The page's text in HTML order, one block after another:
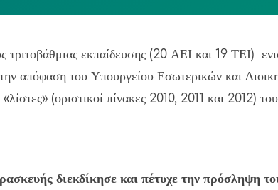
τριτοβάθμιας εκπαίδευσης (20 ΑΕΙ και 19 ΤΕΙ)
απόφαση του Υπουργείου Εσωτερικών και
«λίστες» (οριστικοί πίνακες 2010, 2011 και
διεκδίκησε και πέτυχε την πρόσληψη